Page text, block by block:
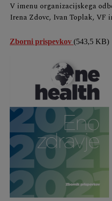
V imenu organizacijskega
Irena Zdovc, Ivan Toplak, VF
Zborni prispevkov (543,5 KB)